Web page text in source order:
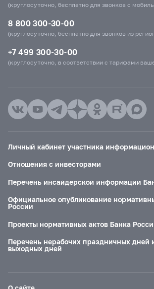
(круглосуточно, бесплатно для звонков с
8 800 300-30-00
(круглосуточно, бесплатно для звонков из
+7 499 300-30-00
(круглосуточно, в соответствии с тарифами
Личный кабинет участника
Отношения с инвесторами
Перечень инсайдерской информации
Официальное опубликование
России
Проекты нормативных актов Банка
Перечень нерабочих праздничных дней
выходных дней